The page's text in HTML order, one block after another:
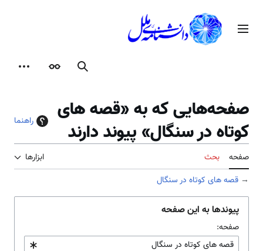
محتوامنوی اصلی
جستجوظاهر
صفحه‌هایی که به «قصه های
کوتاه در سنگال» پیوند دارند
راهنما
صفحه بحث
ابزارها
→ قصه های کوتاه در سنگال
پیوندها به این صفحه
صفحه: